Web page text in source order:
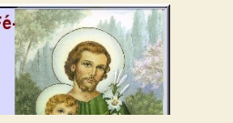
Sangue seja agora derramado
familiares. Eu peço, Senhor
e salvítico deste Sangue,
opressão diabólica que possa estar
Peço também que atenda, em